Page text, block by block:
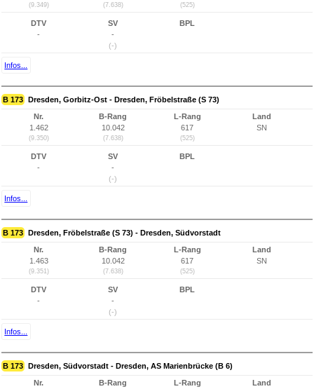
(9.349) (7.638) (525)
DTV
-
SV
-
(-)
BPL
Infos...
B 173 Dresden, Gorbitz-Ost - Dresden, Fröbelstraße (S 73)
Nr.
1.462
(9.350)
B-Rang
10.042
(7.638)
L-Rang
617
(525)
Land
SN
DTV
-
SV
-
(-)
BPL
Infos...
B 173 Dresden, Fröbelstraße (S 73) - Dresden, Südvorstadt
Nr.
1.463
(9.351)
B-Rang
10.042
(7.638)
L-Rang
617
(525)
Land
SN
DTV
-
SV
-
(-)
BPL
Infos...
B 173 Dresden, Südvorstadt - Dresden, AS Marienbrücke (B 6)
Nr.
B-Rang
L-Rang
Land